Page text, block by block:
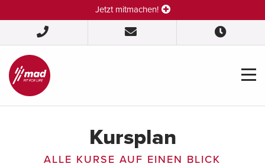
Jetzt mitmachen!
Kursplan
ALLE KURSE AUF EINEN BLICK